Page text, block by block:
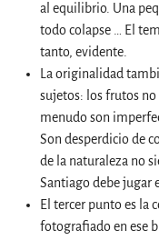
al equilibrio. Una
todo colapse … El
tanto, evidente.
La originalidad
sujetos: los frutos no
menudo son
Son desperdicio de
de la naturaleza no
Santiago debe jugar
El tercer punto es la
fotografiado en ese